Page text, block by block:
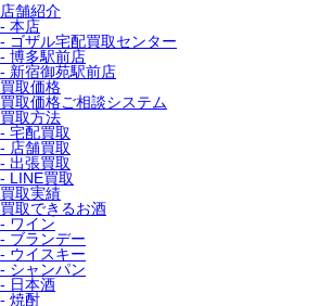
店舗紹介
- 本店
- ゴザル宅配買取センター
- 博多駅前店
- 新宿御苑駅前店
買取価格
買取価格ご相談システム
買取方法
- 宅配買取
- 店舗買取
- 出張買取
- LINE買取
買取実績
買取できるお酒
- ワイン
- ブランデー
- ウイスキー
- シャンパン
- 日本酒
- 焼酎